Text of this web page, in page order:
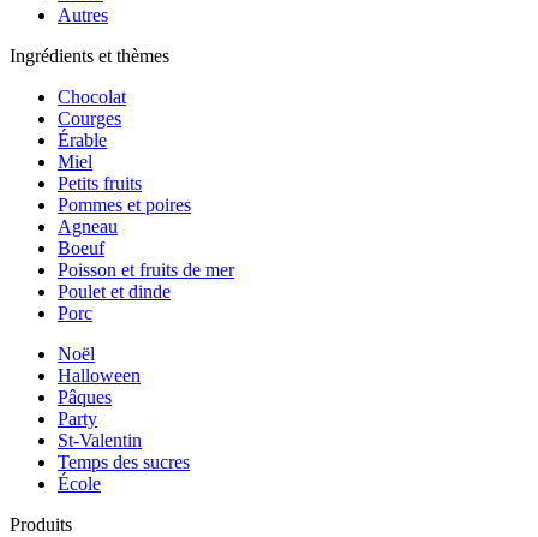
Autres
Ingrédients et thèmes
Chocolat
Courges
Érable
Miel
Petits fruits
Pommes et poires
Agneau
Boeuf
Poisson et fruits de mer
Poulet et dinde
Porc
Noël
Halloween
Pâques
Party
St-Valentin
Temps des sucres
École
Produits